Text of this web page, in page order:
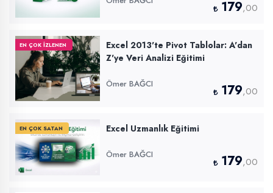
179,00
EN ÇOK İZLENEN
Excel 2013'te Pivot Tablolar: A'dan
Z'ye Veri Analizi Eğitimi
Ömer BAĞCI 179,00
EN ÇOK SATAN Excel Uzmanlık Eğitimi
Ömer BAĞCI 179,00